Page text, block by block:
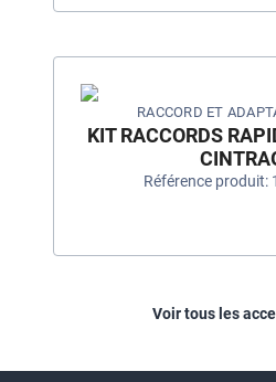
RACCORD ET
KIT RACCORDS
Référence produit:
Voir tous les